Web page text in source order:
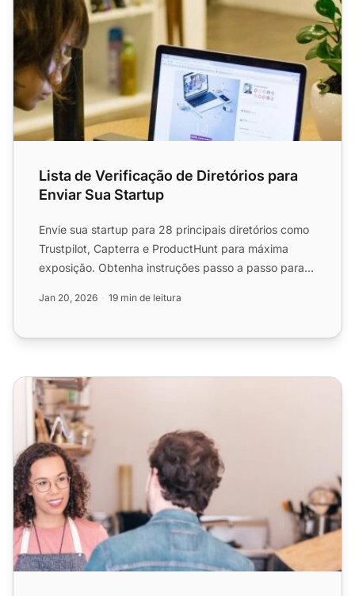
Lista de Verificação de Diretórios para
Enviar Sua Startup
Envie sua startup para 28 principais diretórios como
Trustpilot, Capterra e ProductHunt para máxima
exposição. Obtenha instruções passo a passo para
Jan 20, 2026 19 min de leitura
Lista de verificação de due diligence do cliente